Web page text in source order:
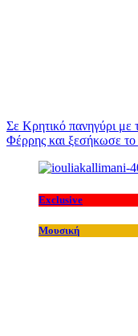
Σε Κρητικό πανηγύρι
Φέρρης και ξεσήκωσε το
Exclusive
Μουσική